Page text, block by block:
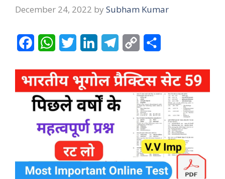
December 24, 2022 by Subham Kumar
c
e
b
o
k
W
a
t
s
A
p
p
i
t
t
e
r
n
k
e
d
I
n
l
e
g
m
p
y
L
i
n
k
a
r